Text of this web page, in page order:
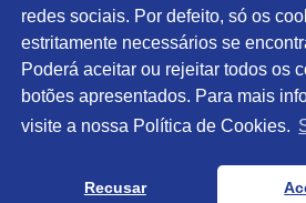
redes sociais. Por defeito, só os
estritamente necessários se
Poderá aceitar ou rejeitar todos os
botões apresentados. Para mais
visite a nossa Política de Cookies.
Recusar
Termos &
Política de
Política de
Livro de
Copyright © 2026 Santa Cruz. Todos